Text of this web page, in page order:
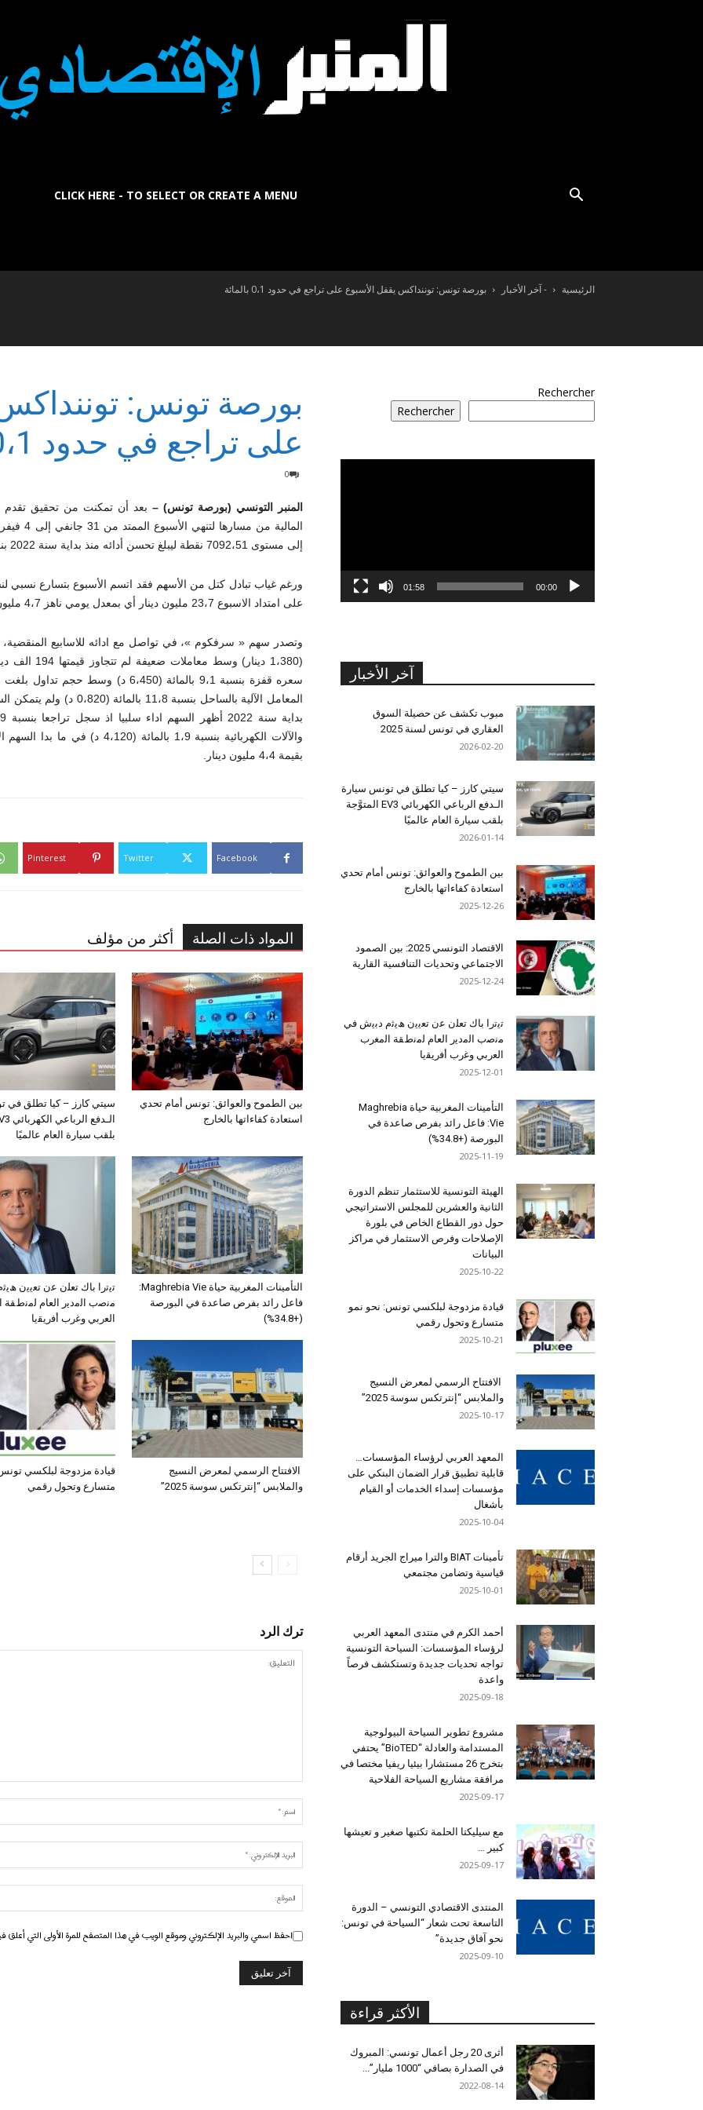
CLICK HERE - TO SELECT OR CREATE A MENU
الرئيسية - آخر الأخبار بورصة تونس: توننداكس يقفل الأسبوع على تراجع في حدود 0،1 بالمائة
بورصة تونس:
على تراجع في حدود 0،1 بالمائة
0
المنبر التونسي (بورصة تونس) –
إلى مستوى 7092،51 نقطة ليبلغ تحسن أدائه منذ بداية سنة 2022 بنحو 0،7 بالمائة.
ورغم غياب تبادل كتل من الأسهم فقد اتسم الأسبوع بتسارع نسبي
على امتداد الاسبوع 23،7 مليون دينار أي بمعدل يومي ناهز 4،7 مليون دينار.
(1،380
والآلات الكهربائية بنسبة 1،9
بقيمة 4،4 مليون دينار.
Facebook
Twitter
Pinterest
المواد ذات الصلة أكثر من مؤلف
سيتي كارز – كيا تطلق في
بلقب سيارة العام عالميًا
بين الطموح والعوائق: تونس أمام تحدي
استعادة كفاءاتها بالخارج
ﺗﯾﺗرا ﺑﺎك ﺗﻌﻠن ﻋن ﺗﻌﯾﯾن
ﻣﻧﺻب اﻟﻣدﯾر اﻟﻌﺎم ﻟﻣﻧطﻘﺔ
اﻟﻌرﺑﻲ وﻏرب أﻓرﯾﻘﯾﺎ
التأمينات المغربية حياة Maghrebia Vie:
فاعل رائد بفرص صاعدة في البورصة
(+34.8%)
قيادة مزدوجة لبلكسي
متسارع وتحول رقمي
الافتتاح الرسمي لمعرض النسيج
والملابس “إنترتكس سوسة 2025”
ترك الرد
احفظ اسمي والبريد الإلكتروني وموقع الويب في هذا المتصفح للمرة الأولى التي أعلق
Rechercher
Rechercher
00:00
01:58
آخر الأخبار
مبوب تكشف عن حصيلة السوق
العقاري في تونس لسنة 2025
2026-02-20
سيتي كارز – كيا تطلق في تونس سيارة
الـدفع الرباعي الكهربائي EV3 المتوَّجة
بلقب سيارة العام عالميًا
2026-01-14
بين الطموح والعوائق: تونس أمام تحدي
استعادة كفاءاتها بالخارج
2025-12-26
الاقتصاد التونسي 2025: بين الصمود
الاجتماعي وتحديات التنافسية القارية
2025-12-24
ﺗﯾﺗرا ﺑﺎك ﺗﻌﻠن ﻋن ﺗﻌﯾﯾن ھﯾﺛم دﺑﯾش ﻓﻲ
ﻣﻧﺻب اﻟﻣدﯾر اﻟﻌﺎم ﻟﻣﻧطﻘﺔ اﻟﻣﻐرب
اﻟﻌرﺑﻲ وﻏرب أﻓرﯾﻘﯾﺎ
2025-12-01
التأمينات المغربية حياة Maghrebia
Vie: فاعل رائد بفرص صاعدة في
البورصة (+34.8%)
2025-11-19
الهيئة التونسية للاستثمار تنظم الدورة
الثانية والعشرين للمجلس الاستراتيجي
حول دور القطاع الخاص في بلورة
الإصلاحات وفرص الاستثمار في مراكز
البيانات
2025-10-22
قيادة مزدوجة لبلكسي تونس: نحو نمو
متسارع وتحول رقمي
2025-10-21
الافتتاح الرسمي لمعرض النسيج
والملابس “إنترتكس سوسة 2025”
2025-10-17
المعهد العربي لرؤساء المؤسسات…
قابلية تطبيق قرار الضمان البنكي على
مؤسسات إسداء الخدمات أو القيام
بأشغال
2025-10-04
تأمينات BIAT والترا ميراج الجريد أرقام
قياسية وتضامن مجتمعي
2025-10-01
أحمد الكرم في منتدى المعهد العربي
لرؤساء المؤسسات: السياحة التونسية
تواجه تحديات جديدة وتستكشف فرصاً
واعدة
2025-09-18
مشروع تطوير السياحة البيولوجية
المستدامة والعادلة “BioTED” يحتفي
بتخرج 26 مستشارا بيئيا ريفيا مختصا في
مرافقة مشاريع السياحة الفلاحية
2025-09-17
مع سيليكتا الحلمة تكتبها صغير و تعيشها
كبير …
2025-09-17
المنتدى الاقتصادي التونسي – الدورة
التاسعة تحت شعار “السياحة في تونس:
نحو آفاق جديدة”
2025-09-10
الأكثر قراءة
أثرى 20 رجل أعمال تونسي: المبروك
في الصدارة بصافي “1000 مليار”...
2022-08-14